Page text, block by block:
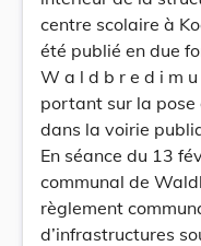
centre scolaire à
été publié en due
W a l d b r e d i m
portant sur la pose
dans la voirie
En séance du 13
communal de
règlement
d’infrastructures